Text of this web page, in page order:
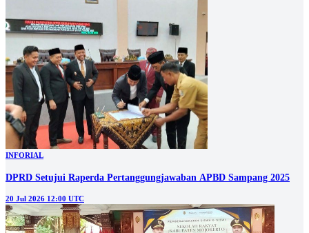
INFORIAL
DPRD Setujui Raperda Pertanggungjawaban APBD Sampang 2025
20 Jul 2026 12:00 UTC